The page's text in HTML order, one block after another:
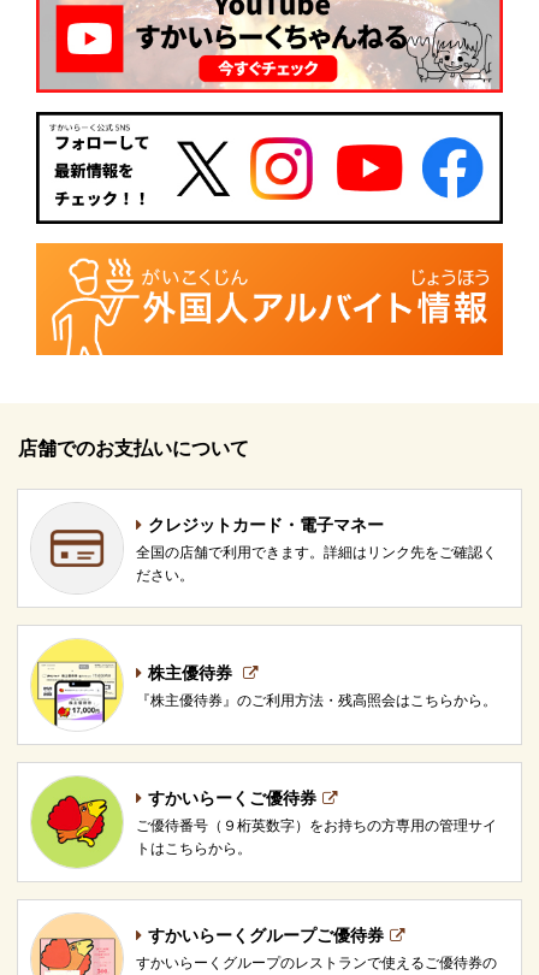
店舗でのお支払いについて
クレジットカード・電子マネー
全国の店舗で利用できます。詳細はリンク先をご確認く
ださい。
株主優待券
『株主優待券』のご利用方法・残高照会はこちらから。
すかいらーくご優待券
ご優待番号（９桁英数字）をお持ちの方専用の管理サイ
トはこちらから。
すかいらーくグループご優待券
すかいらーくグループのレストランで使えるご優待券の